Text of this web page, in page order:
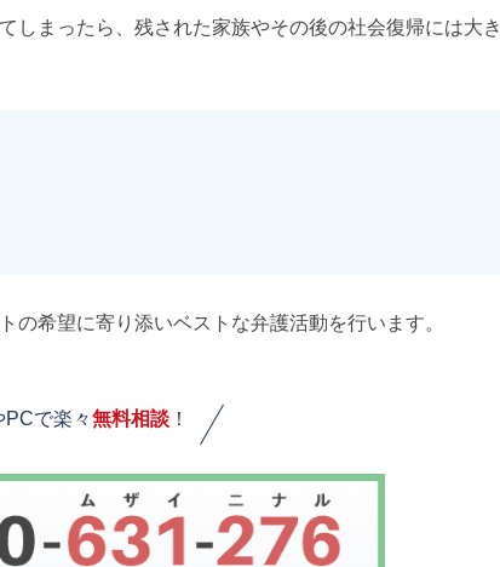
しまったら、残された家族やその後の社会復帰には大き
希望に寄り添いベストな弁護活動を行います。
で楽々無料相談 ！